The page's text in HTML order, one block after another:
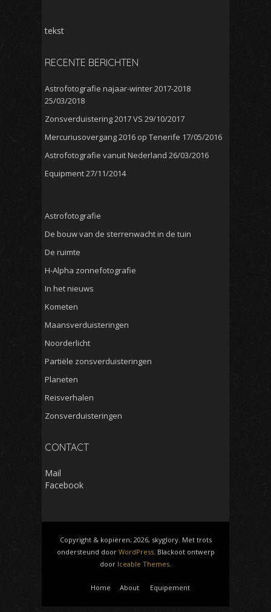
tekst
RECENTE BERICHTEN
Astrofotografie najaar-winter 2017-2018
25/03/2018
Zonsverduistering 2017 VS 29/10/2017
Mercuriusovergang 2016 op Tenerife 17/05/2016
Astrofotografie vanuit Nederland 26/03/2016
Equipment27/11/2014
Astrofotografie
De bouw van de sterrenwacht in de tuin
De ruimte
H-Alpha zonnefotografie
In het nieuws
Kometen
Maansverduisteringen
Noorderlicht
Partiële zonsverduisteringen
Planeten
Reisverhalen
Zonsverduisteringen
CONTACT
Mail
Facebook
Copyright & kopiëren; 2026, skyglory. Met trots
ondersteund door WordPress. Blackoot ontwerp
door Iceable Themes.
Home About Equipement